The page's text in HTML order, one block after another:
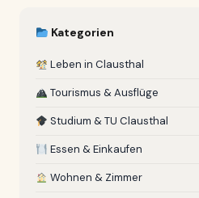
Kategorien
Leben in Clausthal
Tourismus & Ausflüge
Studium & TU Clausthal
Essen & Einkaufen
Wohnen & Zimmer